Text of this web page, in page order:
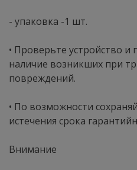
- упаковка -1 шт.
• Проверьте устройство и
наличие возникших при
повреждений.
• По возможности
истечения срока
Внимание